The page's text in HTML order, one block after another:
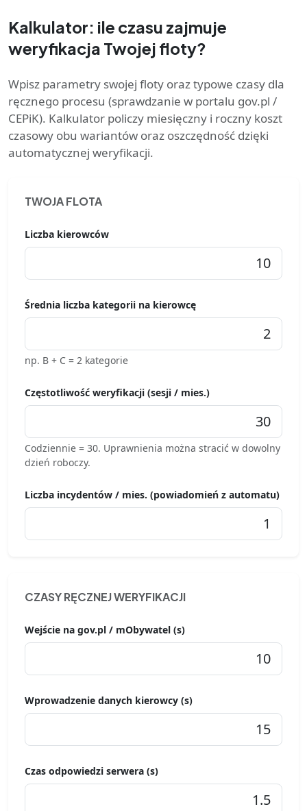
Kalkulator: ile czasu zajmuje
weryfikacja Twojej floty?
Wpisz parametry swojej floty oraz typowe czasy dla
ręcznego procesu (sprawdzanie w portalu gov.pl /
CEPiK). Kalkulator policzy miesięczny i roczny koszt
czasowy obu wariantów oraz oszczędność dzięki
automatycznej weryfikacji.
TWOJA FLOTA
Liczba kierowców
Średnia liczba kategorii na kierowcę
np. B + C = 2 kategorie
Częstotliwość weryfikacji (sesji / mies.)
Codziennie = 30. Uprawnienia można stracić w dowolny
dzień roboczy.
Liczba incydentów / mies. (powiadomień z automatu)
CZASY RĘCZNEJ WERYFIKACJI
Wejście na gov.pl / mObywatel (s)
Wprowadzenie danych kierowcy (s)
Czas odpowiedzi serwera (s)